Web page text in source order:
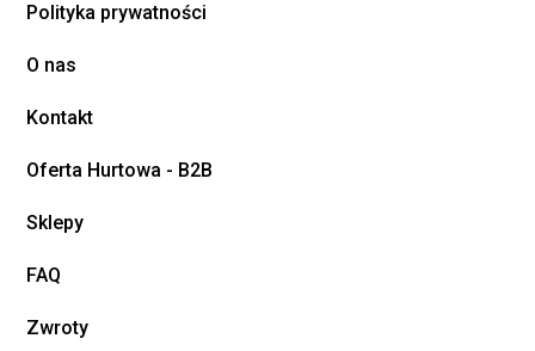
Polityka prywatności
O nas
Kontakt
Oferta Hurtowa - B2B
Sklepy
FAQ
Zwroty